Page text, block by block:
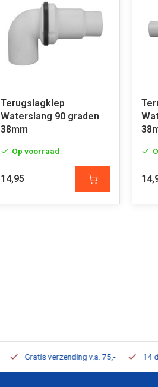
Terugslagklep
Waterslang 90 graden
38mm
Op voorraad
14,95
Gratis verzending v.a. 75,- 14